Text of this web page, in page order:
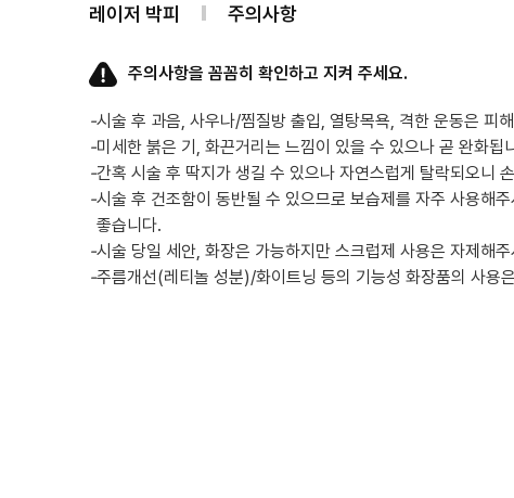
레이저 박피 주의사항
주의사항을 꼼꼼히 확인하고 지켜 주세요.
-시술 후 과음, 사우나/찜질방 출입, 열탕목욕, 격한 운동은 피
-미세한 붉은 기, 화끈거리는 느낌이 있을 수 있으나 곧 완화됩
-간혹 시술 후 딱지가 생길 수 있으나 자연스럽게 탈락되오니
-시술 후 건조함이 동반될 수 있으므로 보습제를 자주 사용해
좋습니다.
-시술 당일 세안, 화장은 가능하지만 스크럽제 사용은 자제해
-주름개선(레티놀 성분)/화이트닝 등의 기능성 화장품의 사용